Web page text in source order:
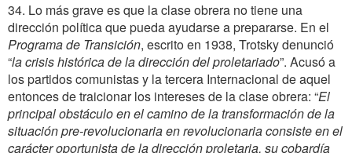
34. Lo más grave es que la clase obrera no tiene una
dirección política que pueda ayudarse a prepararse. En el
Programa de Transición, escrito en 1938, Trotsky denunció
“la crisis histórica de la dirección del proletariado”. Acusó a
los partidos comunistas y la tercera Internacional de aquel
entonces de traicionar los intereses de la clase obrera: “El
principal obstáculo en el camino de la transformación de la
situación pre-revolucionaria en revolucionaria consiste en el
carácter oportunista de la dirección proletaria, su cobardía